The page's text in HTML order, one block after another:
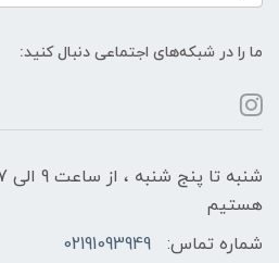
ما را در شبکه‌های اجتماعی دنبال کنید:
هستیم
شماره تماس:
02191093949